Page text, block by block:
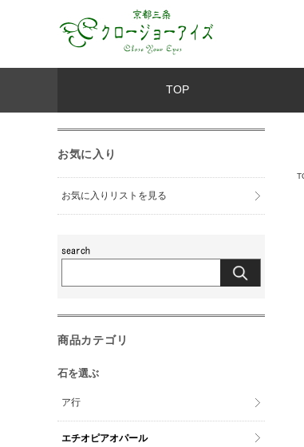
TOP
お気に入り
お気に入りリストを見る
商品カテゴリ
石を選ぶ
ア行
エチオピアオパール